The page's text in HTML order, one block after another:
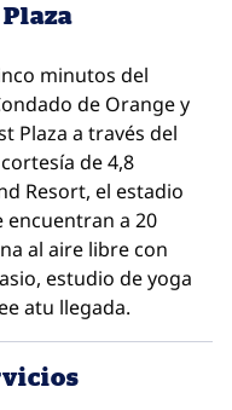
minutos del
de Orange y
Plaza a través del
de 4,8
Resort, el estadio
encuentran a 20
al aire libre con
estudio de yoga
atu llegada.